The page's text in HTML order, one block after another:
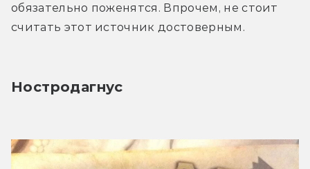
обязательно поженятся. Впрочем, не стоит
считать этот источник достоверным.
Ностродагнус